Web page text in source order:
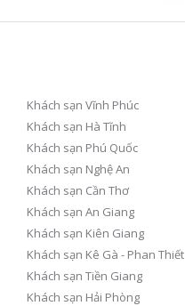
Khách sạn Vĩnh Phúc
Khách sạn Hà Tĩnh
Khách sạn Phú Quốc
Khách sạn Nghệ An
Khách sạn Cần Thơ
Khách sạn An Giang
Khách sạn Kiên Giang
Khách sạn Kê Gà - Phan Thiết
Khách sạn Tiền Giang
Khách sạn Hải Phòng